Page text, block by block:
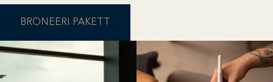
BRONEERI PAKETT